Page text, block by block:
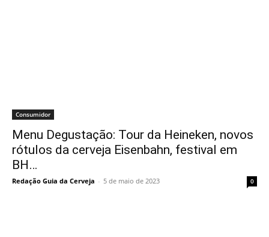
Consumidor
Menu Degustação: Tour da Heineken, novos
rótulos da cerveja Eisenbahn, festival em
BH…
Redação Guia da Cerveja - 5 de maio de 2023 0